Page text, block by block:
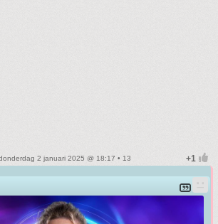
2 januari 2025 @ 18:17 • 13